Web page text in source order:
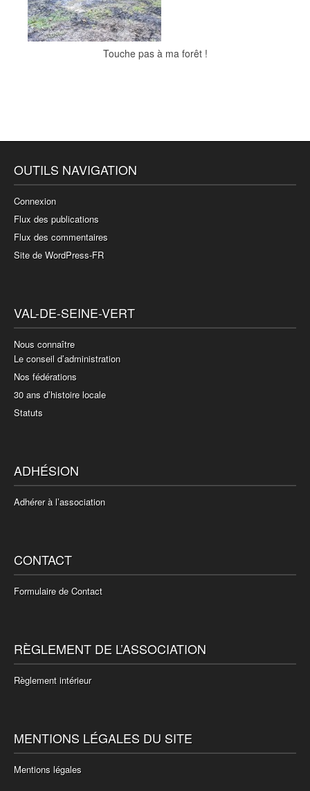
Touche pas à ma forêt !
OUTILS NAVIGATION
Connexion
Flux des publications
Flux des commentaires
Site de WordPress-FR
VAL-DE-SEINE-VERT
Nous connaître
Le conseil d’administration
Nos fédérations
30 ans d’histoire locale
Statuts
ADHÉSION
Adhérer à l’association
CONTACT
Formulaire de Contact
RÈGLEMENT DE L’ASSOCIATION
Règlement intérieur
MENTIONS LÉGALES DU SITE
Mentions légales